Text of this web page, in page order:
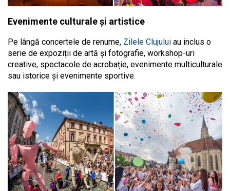
Evenimente culturale și artistice
Pe lângă concertele de renume, Zilele Clujului au inclus o
serie de expoziții de artă și fotografie, workshop-uri
creative, spectacole de acrobație, evenimente multiculturale
sau istorice și evenimente sportive.